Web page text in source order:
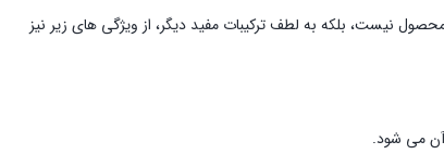
نیست، بلکه به لطف ترکیبات مفید دیگر، از ویژگی های زیر نیز
می شود.